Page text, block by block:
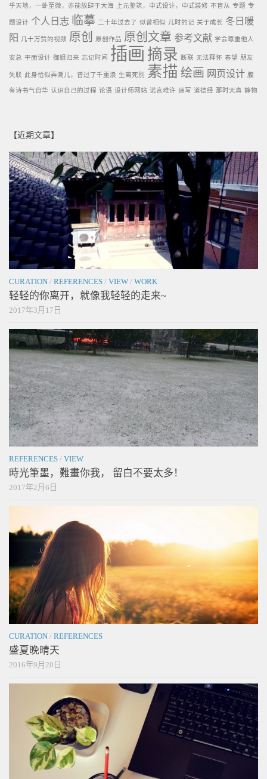
乎天地，一虲至微，亦能放肆于大海 上元鉴筑，中式设计，中式装修 不盲从 专题 专
题设计 个人日志 临摹 二十年过去了 似曾相似 儿时的记 关于成长 冬日暖
阳
几十万赞的视频 原创 原创作品 原创文章 参考文献 学会尊重他人
安总 平面设计 御姐归来 忘记时间 插画 摘录 断联 无法释怀 春望 朋友
失联 此身恰似弄潮儿，曾过了千重浪 生离死别 素描 绘画 网页设计 腹
有诗书气自华 认识自己的过程 论语 设计师网站 诺言难许 速写 道德经 那时天真 静物
【近期文章】
CURATION / REFERENCES / VIEW / WORK
轻轻的你离开，就像我轻轻的走来~
2017年3月17日
REFERENCES / VIEW
時光筆墨，難畫你我， 留白不要太多！
2017年2月6日
CURATION / REFERENCES
盛夏晚晴天
2016年9月20日